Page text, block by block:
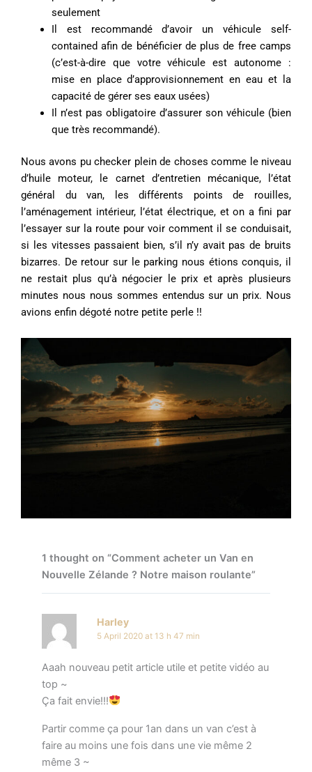
seulement
Il est recommandé d’avoir un véhicule self-
contained afin de bénéficier de plus de free camps
(c’est-à-dire que votre véhicule est autonome :
mise en place d’approvisionnement en eau et la
capacité de gérer ses eaux usées)
Il n’est pas obligatoire d’assurer son véhicule (bien
que très recommandé).
Nous avons pu checker plein de choses comme le niveau
d’huile moteur, le carnet d’entretien mécanique, l’état
général du van, les différents points de rouilles,
l’aménagement intérieur, l’état électrique, et on a fini par
l’essayer sur la route pour voir comment il se conduisait,
si les vitesses passaient bien, s’il n’y avait pas de bruits
bizarres. De retour sur le parking nous étions conquis, il
ne restait plus qu’à négocier le prix et après plusieurs
minutes nous nous sommes entendus sur un prix. Nous
avions enfin dégoté notre petite perle !!
1 thought on “Comment acheter un Van en
Nouvelle Zélande ? Notre maison roulante”
Harley
5 April 2020 at 13 h 47 min
Aaah nouveau petit article utile et petite vidéo au
top ~
Ça fait envie!!!
Partir comme ça pour 1an dans un van c’est à
faire au moins une fois dans une vie même 2
même 3 ~